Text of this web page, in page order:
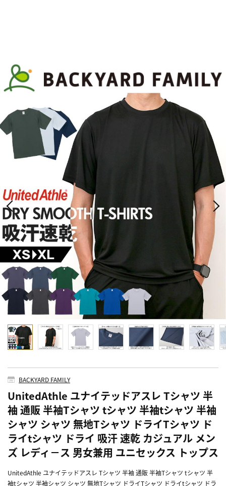
BACKYARD FAMILY
UnitedAthle ユナイテッドアスレ Tシャツ 半
袖 通販 半袖Tシャツ tシャツ 半袖tシャツ 半袖
シャツ シャツ 無地Tシャツ ドライTシャツ ド
ライtシャツ ドライ 吸汗 速乾 カジュアル メン
ズ レディ－ス 男女兼用 ユニセックス トップス
UnitedAthle ユナイテッドアスレ Tシャツ 半袖 通販 半袖Tシャツ tシャツ 半
袖tシャツ 半袖シャツ シャツ 無地Tシャツ ドライTシャツ ドライtシャツ ドラ